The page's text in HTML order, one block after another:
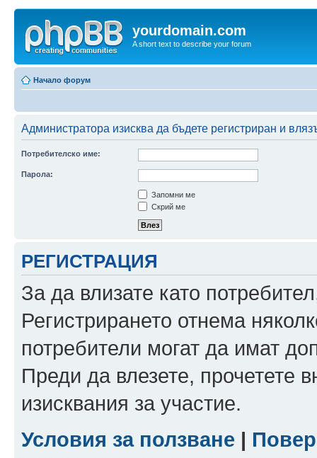
yourdomain.com
A short text to describe your forum
Начало форум
Администратора изисква да бъдете регистриран и
Потребителско име:
Парола:
Запомни ме
Скрий ме
РЕГИСТРАЦИЯ
За да влизате като
Регистрирането отнема
потребители могат да имат
Преди да влезете, прочетете
изисквания за участие.
Условия за ползване |